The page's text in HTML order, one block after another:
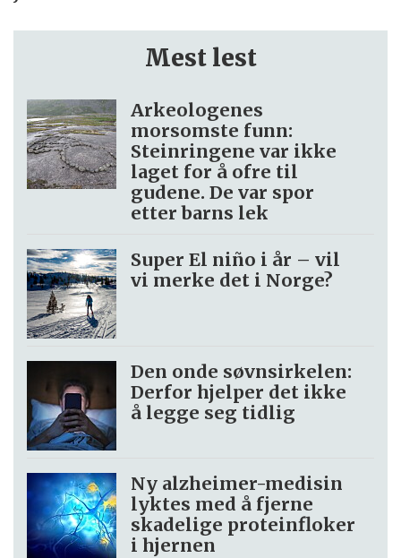
Mest lest
Arkeologenes
morsomste funn:
Steinringene var ikke
laget for å ofre til
gudene. De var spor
etter barns lek
Super El niño i år – vil
vi merke det i Norge?
Den onde søvnsirkelen:
Derfor hjelper det ikke
å legge seg tidlig
Ny alzheimer-medisin
lyktes med å fjerne
skadelige proteinfloker
i hjernen